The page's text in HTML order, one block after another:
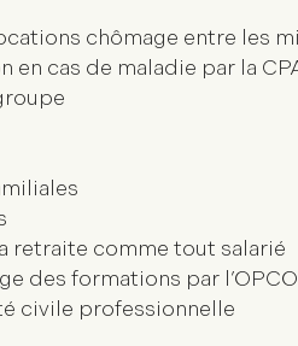
chômage entre les
en cas de maladie par la
retraite comme tout salarié
des formations par
civile professionnelle